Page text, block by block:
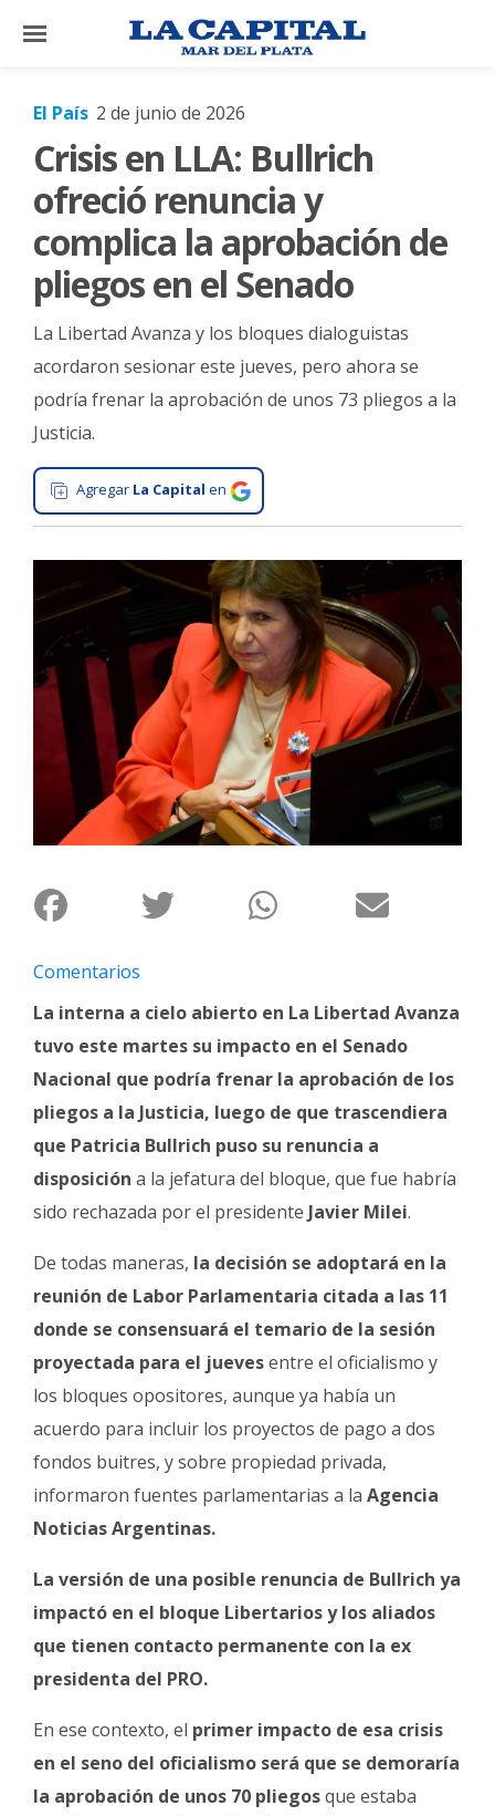
×
El
País
Mundo
La
Cultura
Tecnología
Gastronomía
Salud
Interés
La
Ciudad
Deportes
Arte
Espectáculos
Policiales
Cartelera
de
Familia
Clasificados
Fúnebres
El País 2 de junio de 2026
Crisis en LLA: Bullrich
ofreció renuncia y
complica la aprobación de
pliegos en el Senado
La Libertad Avanza y los bloques dialoguistas
acordaron sesionar este jueves, pero ahora se
podría frenar la aprobación de unos 73 pliegos a la
Justicia.
Agregar La Capital en
Comentarios
La interna a cielo abierto en La Libertad Avanza
tuvo este martes su impacto en el Senado
Nacional que podría frenar la aprobación de los
pliegos a la Justicia, luego de que trascendiera
que Patricia Bullrich puso su renuncia a
disposición a la jefatura del bloque, que fue habría
sido rechazada por el presidente Javier Milei.
De todas maneras, la decisión se adoptará en la
reunión de Labor Parlamentaria citada a las 11
donde se consensuará el temario de la sesión
proyectada para el juevesentre el oficialismo y
los bloques opositores, aunque ya había un
acuerdo para incluir los proyectos de pago a dos
fondos buitres, y sobre propiedad privada,
informaron fuentes parlamentarias a la Agencia
Noticias Argentinas.
La versión de una posible renuncia de Bullrich ya
impactó en el bloque Libertarios y los aliados
que tienen contacto permanente con la ex
presidenta del PRO.
En ese contexto, el primer impacto de esa crisis
en el seno del oficialismo será que se demoraría
la aprobación de unos 70 pliegosque estaba